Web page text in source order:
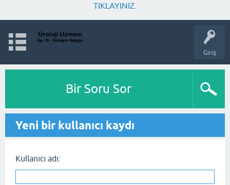
TIKLAYINIZ.
Giriş
Bir Soru Sor
Yeni bir kullanıcı kaydı
Kullanıcı adı: